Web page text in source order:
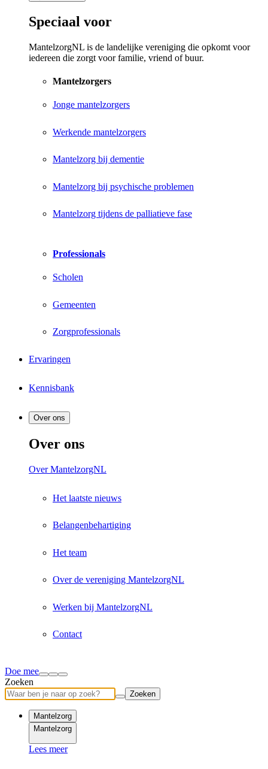
Speciaal voor
MantelzorgNL is de landelijke vereniging die opkomt voor
iedereen die zorgt voor familie, vriend of buur.
Mantelzorgers
Jonge mantelzorgers
Werkende mantelzorgers
Mantelzorg bij dementie
Mantelzorg bij psychische problemen
Mantelzorg tijdens de palliatieve fase
Professionals
Scholen
Gemeenten
Zorgprofessionals
Ervaringen
Kennisbank
Over ons
Over ons
Over MantelzorgNL
Het laatste nieuws
Belangenbehartiging
Het team
Over de vereniging MantelzorgNL
Werken bij MantelzorgNL
Contact
Doe mee
Zoeken
Zoeken
Mantelzorg
Mantelzorg
Lees meer